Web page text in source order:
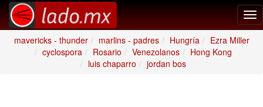
mavericks - thunder
marlins - padres Hungría
Ezra Miller
cyclospora
Rosario Venezolanos
Hong Kong
luis chaparro
jordan bos